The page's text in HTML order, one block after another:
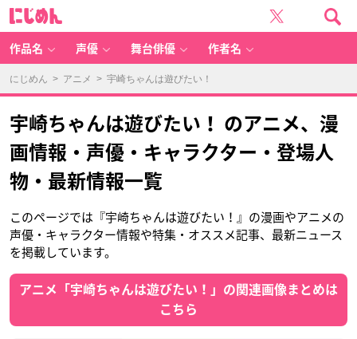
作品名 声優 舞台俳優 作者名
にじめん > アニメ > 宇崎ちゃんは遊びたい！
宇崎ちゃんは遊びたい！ のアニメ、漫
画情報・声優・キャラクター・登場人
物・最新情報一覧
このページでは『宇崎ちゃんは遊びたい！』の漫画やアニメの
声優・キャラクター情報や特集・オススメ記事、最新ニュース
を掲載しています。
アニメ「宇崎ちゃんは遊びたい！」の関連画像まとめは
こちら